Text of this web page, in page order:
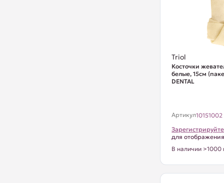
Triol
Косточки
белые, 15см
DENTAL
Артикул10151002
для
В наличии >1000